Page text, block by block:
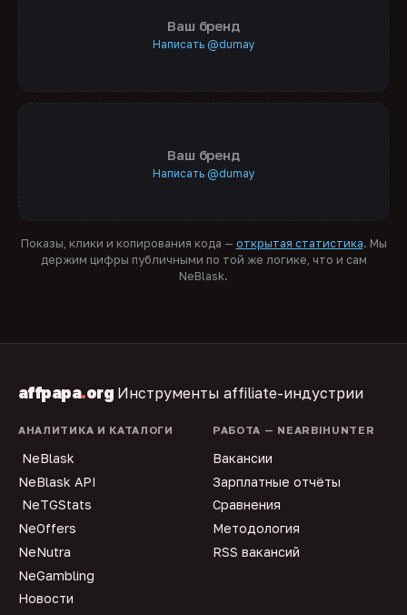
Ваш бренд
Написать @dumay
Ваш бренд
Написать @dumay
Показы, клики и копирования кода — открытая статистика. Мы
держим цифры публичными по той же логике, что и сам
NeBlask.
affpapa.org Инструменты affiliate-индустрии
АНАЛИТИКА И КАТАЛОГИ
NeBlask
NeBlask API
NeTGStats
NeOffers
NeNutra
NeGambling
Новости
РАБОТА — NEARBIHUNTER
Вакансии
Зарплатные отчёты
Сравнения
Методология
RSS вакансий